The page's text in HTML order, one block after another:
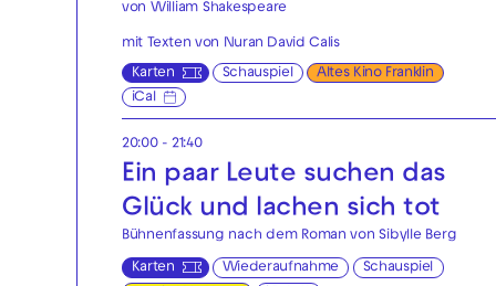
von William Shakespeare
mit Texten von Nuran David Calis
Karten Schauspiel
Altes Kino Franklin
iCal
20:00 - 21:40
Ein paar Leute suchen das
Glück und lachen sich tot
Bühnenfassung nach dem Roman von Sibylle Berg
Karten Wiederaufnahme
Schauspiel